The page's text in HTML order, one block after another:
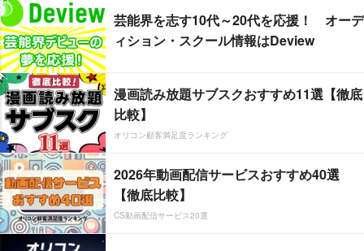
芸能界を志す10代～20代を応援！ オーデ
ィション・スクール情報はDeview
漫画読み放題サブスクおすすめ11選【徹底
比較】
オリコン顧客満足度ランキング
2026年動画配信サービスおすすめ40選
【徹底比較】
CS動画配信サービス20選